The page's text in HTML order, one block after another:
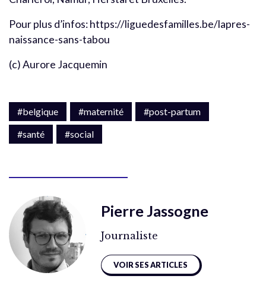
Pour plus d’infos: https://liguedesfamilles.be/lapres-
naissance-sans-tabou
(c) Aurore Jacquemin
#belgique #maternité
#post-partum
#santé
#social
Pierre Jassogne
Journaliste
VOIR SES ARTICLES